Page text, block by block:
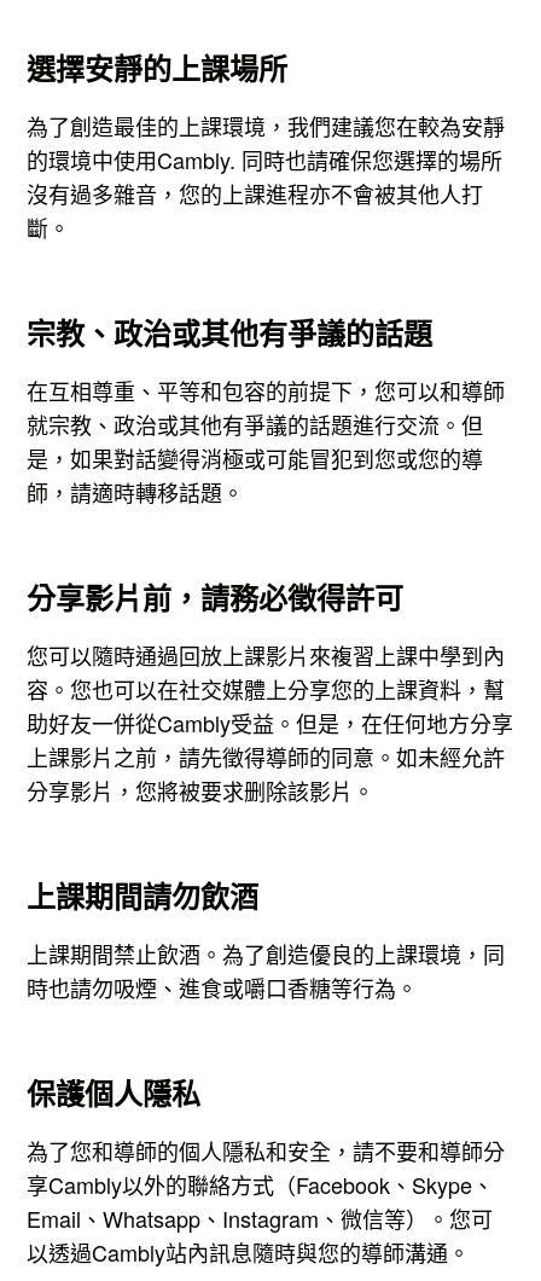
選擇安靜的上課場所
為了創造最佳的上課環境，我們建議您在較為安靜
的環境中使用Cambly. 同時也請確保您選擇的場所
沒有過多雜音，您的上課進程亦不會被其他人打
斷。
宗教、政治或其他有爭議的話題
在互相尊重、平等和包容的前提下，您可以和導師
就宗教、政治或其他有爭議的話題進行交流。但
是，如果對話變得消極或可能冒犯到您或您的導
師，請適時轉移話題。
分享影片前，請務必徵得許可
您可以隨時通過回放上課影片來複習上課中學到內
容。您也可以在社交媒體上分享您的上課資料，幫
助好友一併從Cambly受益。但是，在任何地方分享
上課影片之前，請先徵得導師的同意。如未經允許
分享影片，您將被要求删除該影片。
上課期間請勿飲酒
上課期間禁止飲酒。為了創造優良的上課環境，同
時也請勿吸煙、進食或嚼口香糖等行為。
保護個人隱私
為了您和導師的個人隱私和安全，請不要和導師分
享Cambly以外的聯絡方式（Facebook、Skype、
Email、Whatsapp、Instagram、微信等）。您可
以透過Cambly站內訊息隨時與您的導師溝通。